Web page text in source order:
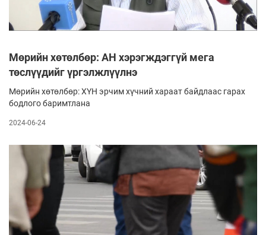
Мөрийн хөтөлбөр: АН хэрэгждэггүй мега
төслүүдийг үргэлжлүүлнэ
Мөрийн хөтөлбөр: ХҮН эрчим хүчний хараат байдлаас гарах
бодлого баримтлана
2024-06-24